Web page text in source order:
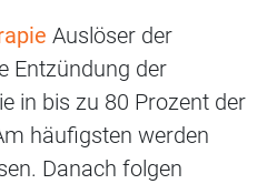
Auslöser der
Entzündung der
in bis zu 80 Prozent der
häufigsten werden
Danach folgen